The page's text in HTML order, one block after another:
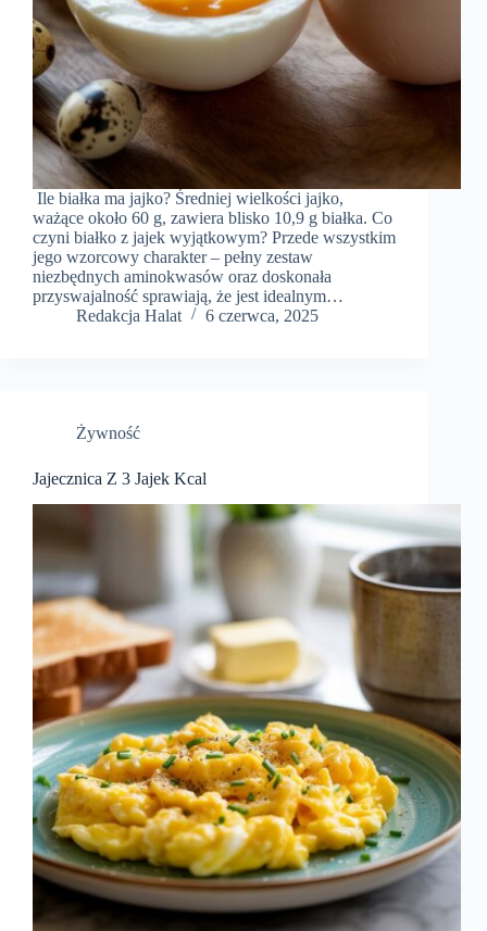
Ile białka ma jajko? Średniej wielkości jajko,
ważące około 60 g, zawiera blisko 10,9 g białka. Co
czyni białko z jajek wyjątkowym? Przede wszystkim
jego wzorcowy charakter – pełny zestaw
niezbędnych aminokwasów oraz doskonała
przyswajalność sprawiają, że jest idealnym…
Redakcja Halat
6 czerwca, 2025
Żywność
Jajecznica Z 3 Jajek Kcal